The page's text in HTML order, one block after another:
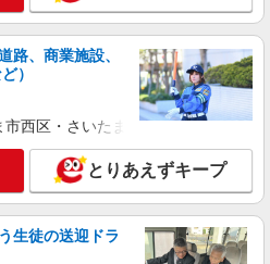
3510円〜26万9670円 ※経験・能力・
介護福祉士 月給 26万3510円 社会福
万9670円 ※一律処遇改善加算含む ※
円/4回を含む 〇資格手当 〇職種手当
〇首都圏手当 〇時間外勤務手当 〇夜
夜勤務手当 〇休日勤務手当 〇年末年
リーハウス千葉穴川 千葉県千葉市稲
目11番67号
詳細を見る
高齢者向け住宅／介護職／早出の
路、商業施設、
）
西区・さいたま市岩槻区・久喜市・
とりあえずキープ
生徒の送迎ドラ